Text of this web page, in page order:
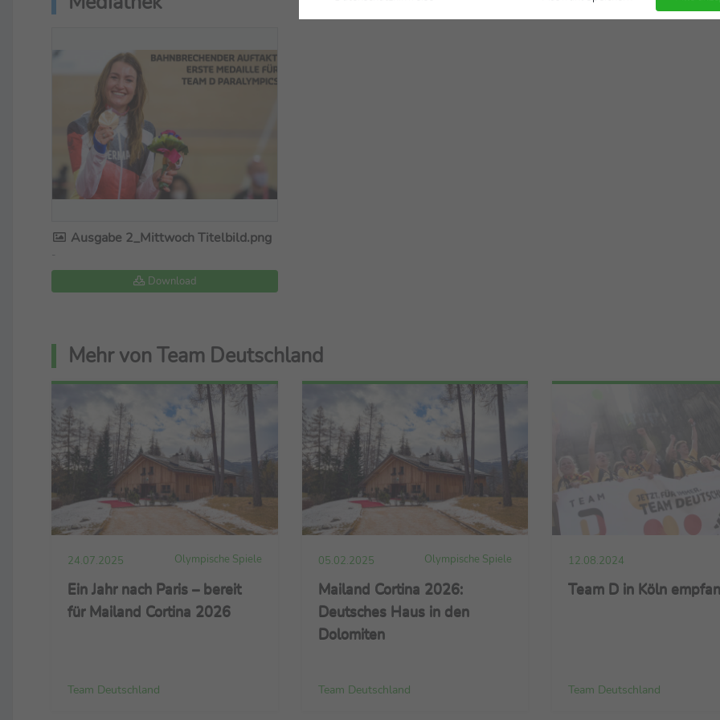
Ausgabe 2_Mittwoch Titelbild.png
-
Download
Mehr von Team Deutschland
24.07.2025 Olympische Spiele
Ein Jahr nach Paris – bereit
für Mailand Cortina 2026
Team Deutschland
05.02.2025 Olympische Spiele
Mailand Cortina 2026:
Deutsches Haus in den
Dolomiten
Team Deutschland
12.08.2024
Team D in Köln
Team Deutschland